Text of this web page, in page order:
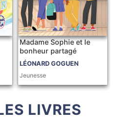
Madame Sophie et le
bonheur partagé
LÉONARD GOGUEN
Jeunesse
LIVRES